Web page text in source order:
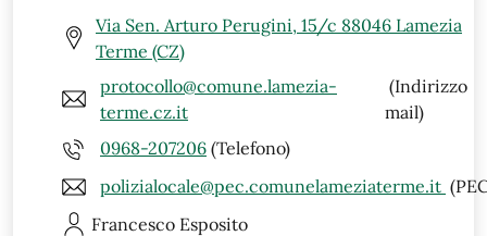
Via Sen. Arturo Perugini, 15/c 88046 Lamezia
Terme (CZ)
protocollo@comune.lamezia-
terme.cz.it
(Indirizzo
mail)
0968-207206 (Telefono)
polizialocale@pec.comunelameziaterme.it
Francesco Esposito